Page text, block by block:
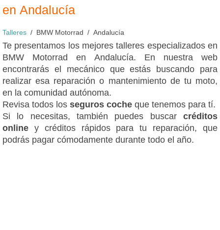
en Andalucía
Talleres BMW Motorrad Andalucía
Te presentamos los mejores talleres especializados en
BMW Motorrad en Andalucía. En nuestra web
encontrarás el mecánico que estás buscando para
realizar esa reparación o mantenimiento de tu moto,
en la comunidad autónoma.
Revisa todos los seguros coche que tenemos para tí.
Si lo necesitas, también puedes buscar créditos
online y créditos rápidos para tu reparación, que
podrás pagar cómodamente durante todo el año.